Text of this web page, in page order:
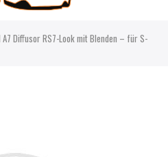
A7 Diffusor RS7-Look mit Blenden – für S-